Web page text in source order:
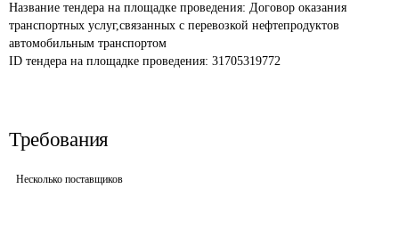
Название тендера на площадке проведения: Договор оказания
транспортных услуг,связанных с перевозкой нефтепродуктов
автомобильным транспортом
ID тендера на площадке проведения: 31705319772
Требования
Несколько поставщиков